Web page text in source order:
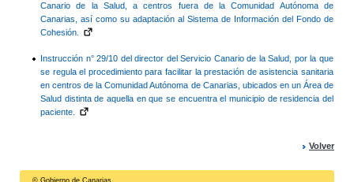
Canario de la Salud, a centros fuera de la Comunidad Autónoma de
Canarias, así como su adaptación al Sistema de Información del Fondo de
Cohesión.
Instrucción n° 29/10 del director del Servicio Canario de la Salud, por la que
se regula el procedimiento para facilitar la prestación de asistencia sanitaria
en centros de la Comunidad Autónoma de Canarias, ubicados en un Área de
Salud distinta de aquella en que se encuentra el municipio de residencia del
paciente.
Volver
© Gobierno de Canarias